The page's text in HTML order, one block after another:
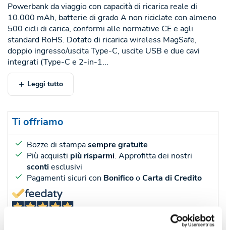
Powerbank da viaggio con capacità di ricarica reale di
10.000 mAh, batterie di grado A non riciclate con almeno
500 cicli di carica, conformi alle normative CE e agli
standard RoHS. Dotato di ricarica wireless MagSafe,
doppio ingresso/uscita Type-C, uscite USB e due cavi
integrati (Type-C e 2-in-1...
Leggi tutto
Ti offriamo
Bozze di stampasempre gratuite
Più acquisti più risparmi. Approfitta dei nostri
scontiesclusivi
Pagamenti sicuri con BonificooCarta di Credito